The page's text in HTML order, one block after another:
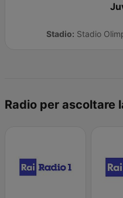
Stadio: Stadio
Radio per ascoltare